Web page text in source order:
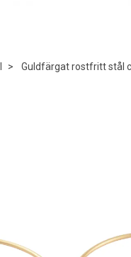
Guldfärgat rostfritt stål